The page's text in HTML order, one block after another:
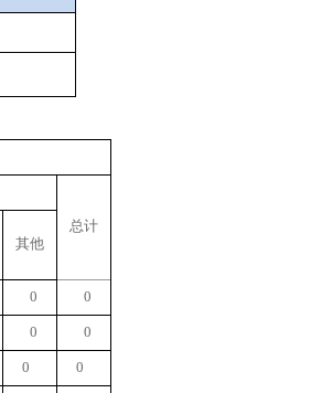
总计
其他
0 0
0 0
0 0